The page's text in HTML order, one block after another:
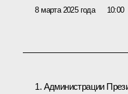
8 марта 2025 года 10:00
1. Администрации